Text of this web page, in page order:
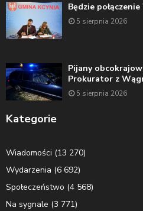
Będzie
5 sierpnia 2026
Pijany
Prokurator z
5 sierpnia 2026
Kategorie
Wiadomości (13 270)
Wydarzenia (6 692)
Społeczeństwo (4 568)
Na sygnale (3 771)